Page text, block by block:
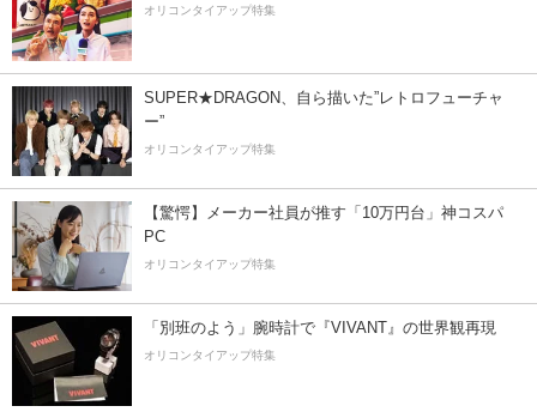
オリコンタイアップ特集
SUPER★DRAGON、自ら描いた”レトロフューチャ
ー”
オリコンタイアップ特集
【驚愕】メーカー社員が推す「10万円台」神コスパ
PC
オリコンタイアップ特集
「別班のよう」腕時計で『VIVANT』の世界観再現
オリコンタイアップ特集